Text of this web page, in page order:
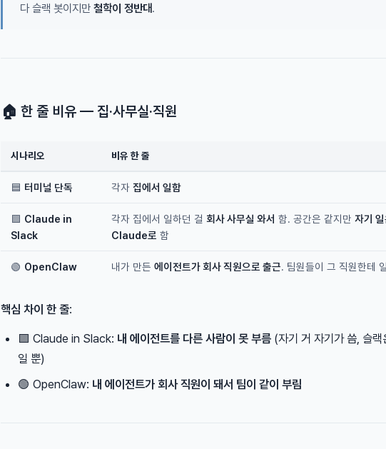
다 슬랙 봇이지만 철학이 정반대.
🏠 한 줄 비유 — 집·사무실·직원
시나리오 비유 한 줄
🟦 터미널 단독 각자 집에서 일함
🟪 Claude in
Slack
각자 집에서 일하던 걸 회사 사무실 와서 함. 공간은 같지만 자기
Claude로 함
🟢 OpenClaw 내가 만든 에이전트가 회사 직원으로 출근. 팀원들이 그 직원한테
핵심 차이 한 줄:
🟪 Claude in Slack: 내 에이전트를 다른 사람이 못 부름 (자기 거 자기가 씀, 슬
일 뿐)
🟢 OpenClaw: 내 에이전트가 회사 직원이 돼서 팀이 같이 부림